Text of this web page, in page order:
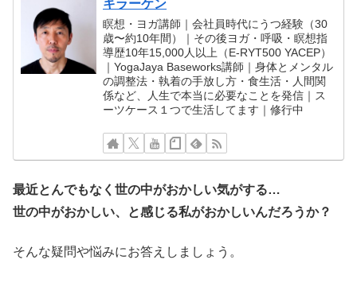
キラーケン
瞑想・ヨガ講師｜会社員時代にうつ経験（30
歳〜約10年間）｜その後ヨガ・呼吸・瞑想指
導歴10年15,000人以上（E-RYT500 YACEP）
｜YogaJaya Baseworks講師｜身体とメンタル
の調整法・執着の手放し方・食生活・人間関
係など、人生で本当に必要なことを発信｜ス
ーツケース１つで生活してます｜修行中
最近とんでもなく世の中がおかしい気がする…
世の中がおかしい、と感じる私がおかしいんだろうか？
そんな疑問や悩みにお答えしましょう。